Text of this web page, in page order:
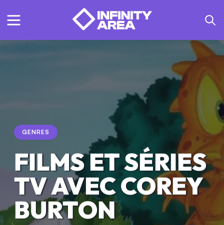
GENRES
FILMS ET SÉRIES
TV AVEC COREY
BURTON